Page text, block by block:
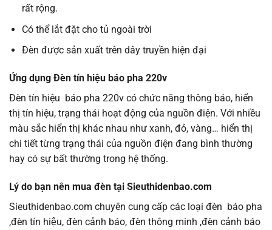
rất rộng.
Có thể lắt đặt cho tủ ngoài trời
Đèn được sản xuất trên dây truyền hiện đại
Ứng dụng Đèn tín hiệu báo pha 220v
Đèn tín hiệu báo pha 220v có chức năng thông báo, hiển
thị tín hiệu, trạng thái hoạt động của nguồn điện. Với nhiều
màu sắc hiển thị khác nhau như xanh, đỏ, vàng… hiển thị
chi tiết từng trạng thái của nguồn điện đang bình thường
hay có sự bất thường trong hệ thống.
Lý do bạn nên mua đèn tại Sieuthidenbao.com
Sieuthidenbao.com chuyên cung cấp các loại đèn báo pha
,đèn tín hiệu, đèn cảnh báo, đèn thông minh ,đèn cảnh báo